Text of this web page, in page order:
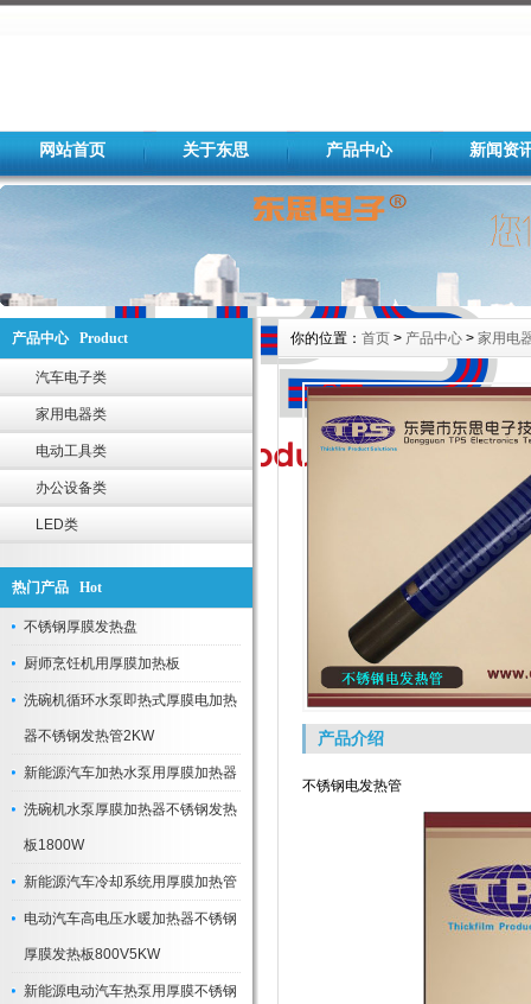
网站首页 关于东思 产品中心 新闻资
产品中心 Product
汽车电子类
家用电器类
电动工具类
办公设备类
LED类
热门产品 Hot
不锈钢厚膜发热盘
厨师烹饪机用厚膜加热板
洗碗机循环水泵即热式厚膜电加热
器不锈钢发热管2KW
新能源汽车加热水泵用厚膜加热器
洗碗机水泵厚膜加热器不锈钢发热
板1800W
新能源汽车冷却系统用厚膜加热管
电动汽车高电压水暖加热器不锈钢
厚膜发热板800V5KW
新能源电动汽车热泵用厚膜不锈钢
你的位置： 首页 > 产品中心 > 家用电
产品介绍
不锈钢电发热管